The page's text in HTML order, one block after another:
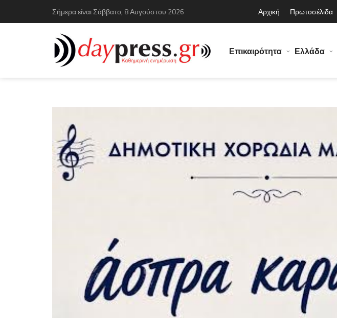
Σήμερα είναι Σάββατο, 8 Αυγούστου 2026 Αρχική Πρωτοσέλιδα
Επικαιρότητα Ελλάδα